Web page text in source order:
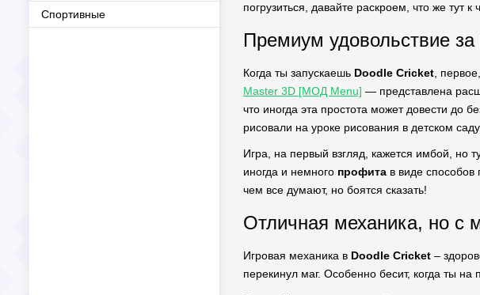
Спортивные
погрузиться, давайте раскроем, что же тут к
Премиум удовольствие
Когда ты запускаешь Doodle Cricket ,
Master 3D [МОД Menu] — представлена
что иногда эта простота может довести до
рисовали на уроке рисования в детском саду.
Игра, на первый взгляд, кажется имбой, но
иногда и немного профита в виде способов
чем все думают, но боятся сказать!
Отличная механика, но с
Игровая механика в Doodle Cricket –
перекинул маг. Особенно бесит, когда ты